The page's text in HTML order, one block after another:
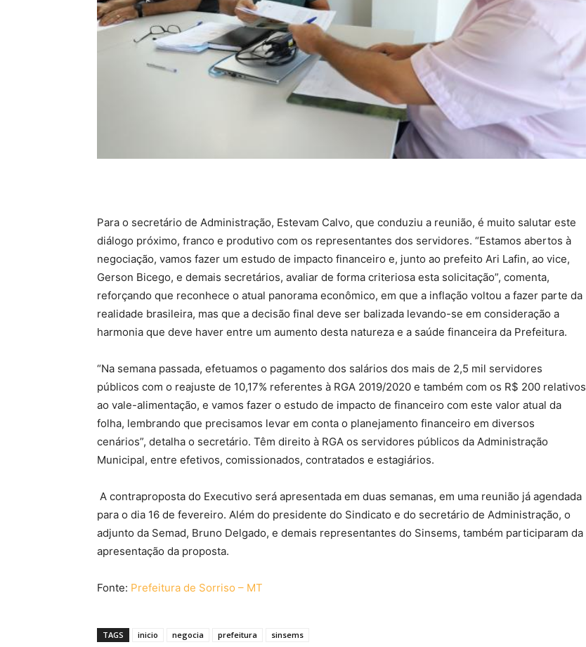
Para o secretário de Administração, Estevam Calvo, que conduziu a reunião, é muito salutar este
diálogo próximo, franco e produtivo com os representantes dos servidores. “Estamos abertos à
negociação, vamos fazer um estudo de impacto financeiro e, junto ao prefeito Ari Lafin, ao vice,
Gerson Bicego, e demais secretários, avaliar de forma criteriosa esta solicitação”, comenta,
reforçando que reconhece o atual panorama econômico, em que a inflação voltou a fazer parte da
realidade brasileira, mas que a decisão final deve ser balizada levando-se em consideração a
harmonia que deve haver entre um aumento desta natureza e a saúde financeira da Prefeitura.
“Na semana passada, efetuamos o pagamento dos salários dos mais de 2,5 mil servidores
públicos com o reajuste de 10,17% referentes à RGA 2019/2020 e também com os R$ 200 relativos
ao vale-alimentação, e vamos fazer o estudo de impacto de financeiro com este valor atual da
folha, lembrando que precisamos levar em conta o planejamento financeiro em diversos
cenários”, detalha o secretário. Têm direito à RGA os servidores públicos da Administração
Municipal, entre efetivos, comissionados, contratados e estagiários.
A contraproposta do Executivo será apresentada em duas semanas, em uma reunião já agendada
para o dia 16 de fevereiro. Além do presidente do Sindicato e do secretário de Administração, o
adjunto da Semad, Bruno Delgado, e demais representantes do Sinsems, também participaram da
apresentação da proposta.
Fonte: Prefeitura de Sorriso – MT
TAGS inicio negocia prefeitura sinsems